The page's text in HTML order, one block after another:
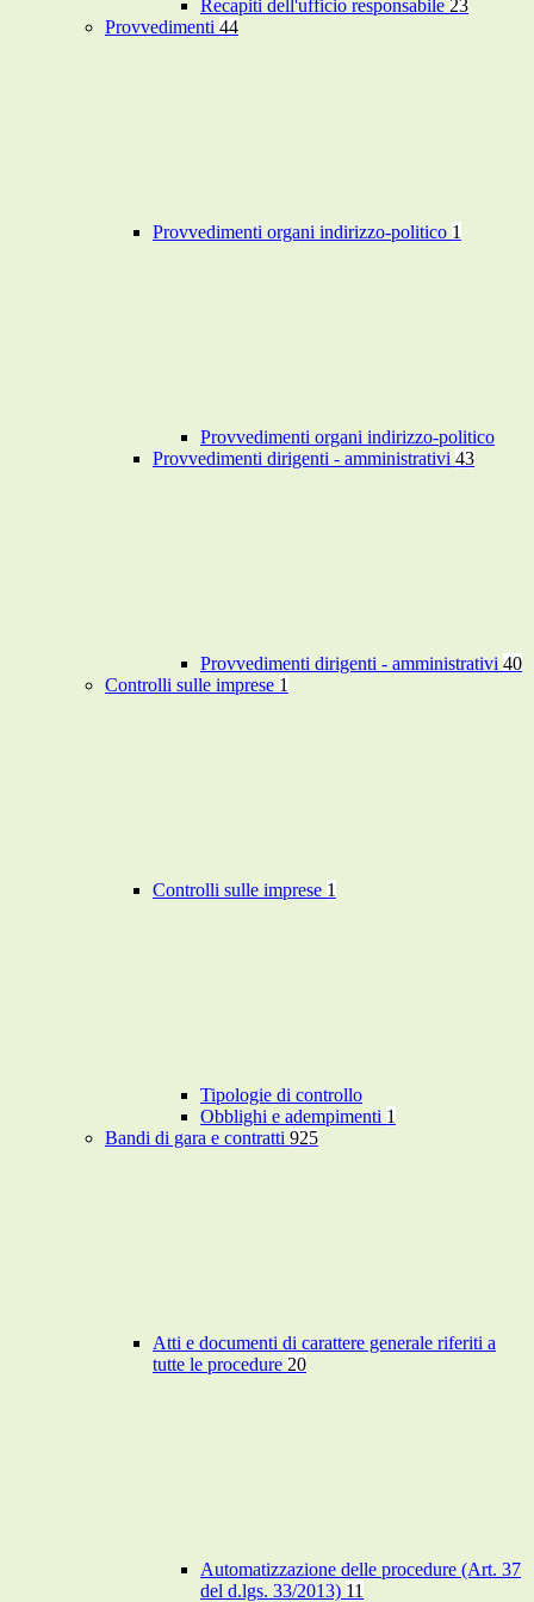
Recapiti dell'ufficio responsabile 23
Provvedimenti 44
Provvedimenti organi indirizzo-politico 1
Provvedimenti organi indirizzo-politico
Provvedimenti dirigenti - amministrativi 43
Provvedimenti dirigenti - amministrativi 40
Controlli sulle imprese 1
Controlli sulle imprese 1
Tipologie di controllo
Obblighi e adempimenti 1
Bandi di gara e contratti 925
Atti e documenti di carattere generale riferiti a
tutte le procedure 20
Automatizzazione delle procedure (Art. 37
del d.lgs. 33/2013) 11